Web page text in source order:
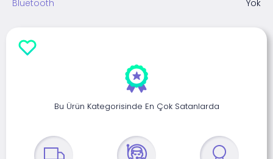
Bluetooth
Yok
Bu Ürün Kategorisinde En Çok Satanlarda